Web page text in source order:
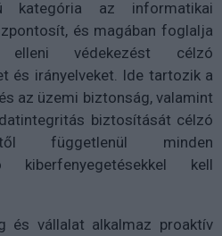
kategória az informatikai
és magában foglalja
elleni védekezést célzó
és irányelveket. Ide tartozik a
az üzemi biztonság, valamint
biztosítását célzó
függetlenül minden
kiberfenyegetésekkel kell
és vállalat alkalmaz proaktív